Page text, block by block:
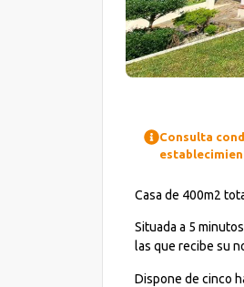
Consulta
Casa de 400m2
Situada a 5
las que recibe su
Dispone de cinco